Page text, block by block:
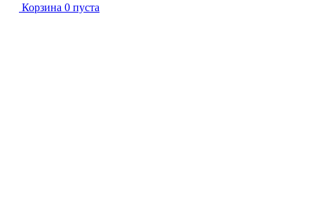
Корзина 0 пуста